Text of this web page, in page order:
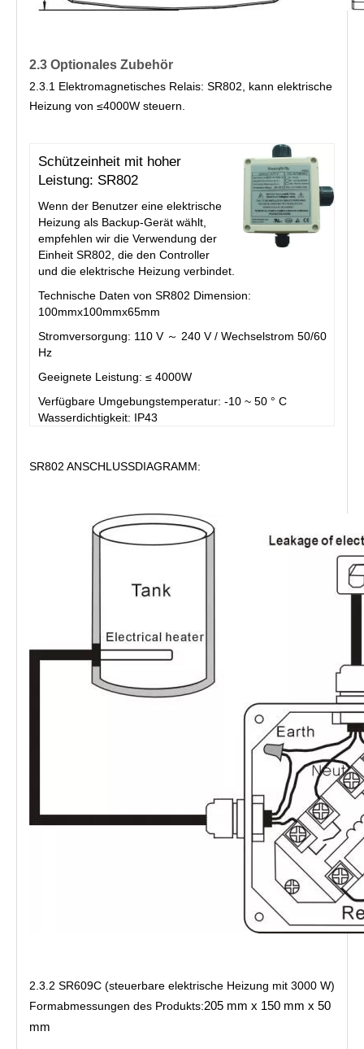
2.3 Optionales Zubehör
2.3.1 Elektromagnetisches Relais: SR802, kann elektrische
Heizung von ≤4000W steuern.
Schützeinheit mit hoher
Leistung: SR802
Wenn der Benutzer eine elektrische
Heizung als Backup-Gerät wählt,
empfehlen wir die Verwendung der
Einheit SR802, die den Controller
und die elektrische Heizung verbindet.
Technische Daten von SR802 Dimension:
100mmx100mmx65mm
Stromversorgung: 110 V ～ 240 V / Wechselstrom 50/60
Hz
Geeignete Leistung: ≤ 4000W
Verfügbare Umgebungstemperatur: -10 ~ 50 ° C
Wasserdichtigkeit: IP43
SR802 ANSCHLUSSDIAGRAMM:
2.3.2 SR609C (steuerbare elektrische Heizung mit 3000 W)
Formabmessungen des Produkts:205 mm x 150 mm x 50
mm